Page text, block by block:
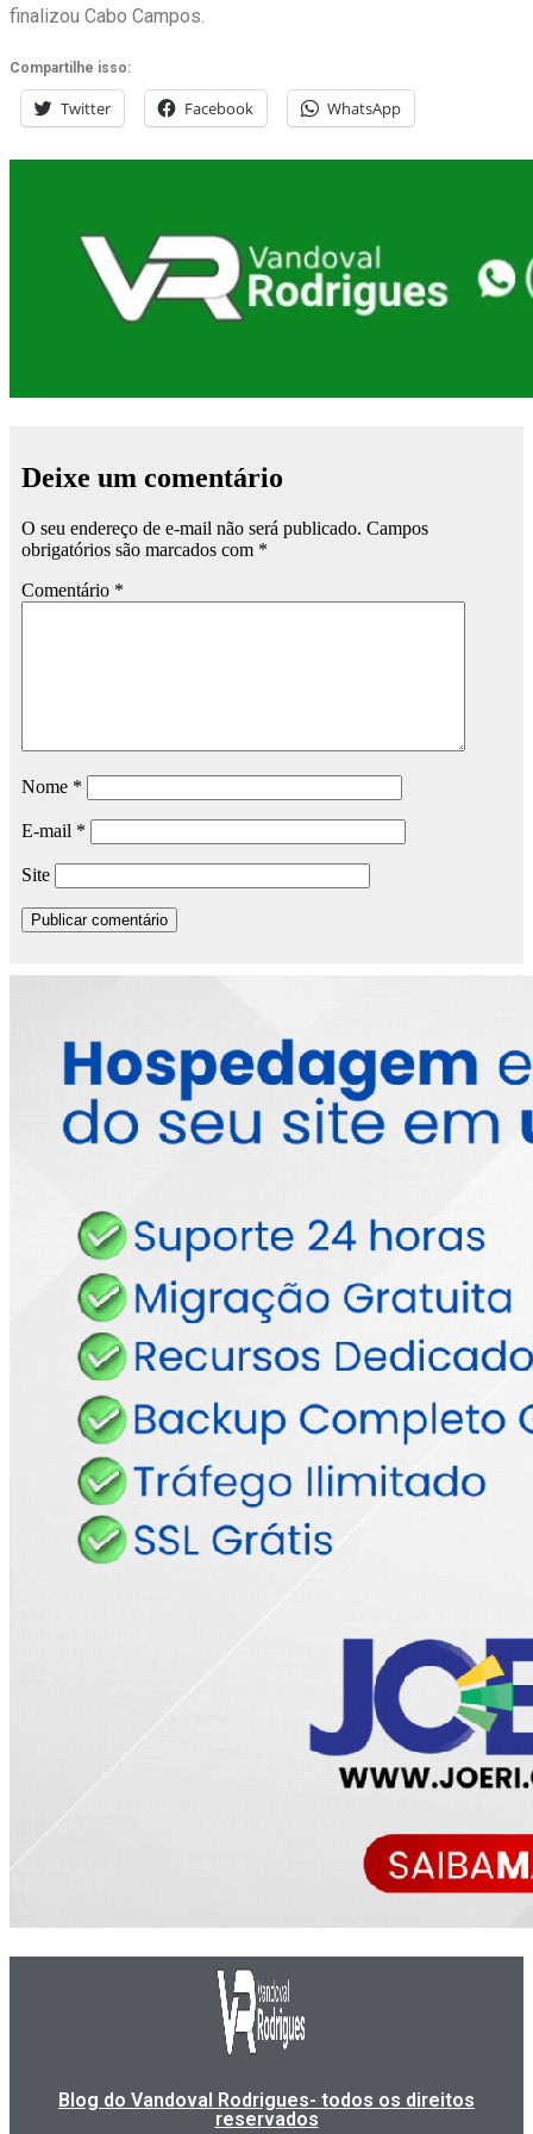
finalizou Cabo Campos.
Compartilhe isso:
Twitter Facebook WhatsApp
Deixe um comentário
O seu endereço de e-mail não será publicado. Campos
obrigatórios são marcados com *
Comentário *
Nome *
E-mail *
Site
Blog do Vandoval Rodrigues- todos os direitos
reservados